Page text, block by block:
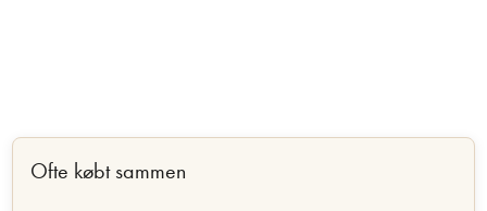
Ofte købt sammen